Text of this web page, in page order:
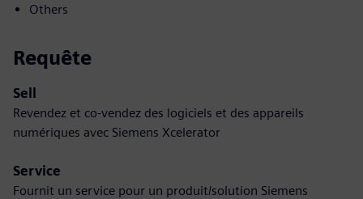
Others
Requête
Sell
Revendez et co-vendez des logiciels et des appareils
numériques avec Siemens Xcelerator
Service
Fournit un service pour un produit/solution Siemens